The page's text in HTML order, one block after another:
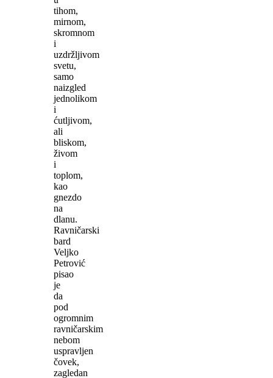
tihom,
mirnom,
skromnom
i
uzdržljivom
svetu,
samo
naizgled
jednolikom
i
ćutljivom,
ali
bliskom,
živom
i
toplom,
kao
gnezdo
na
dlanu.
Ravničarski
bard
Veljko
Petrović
pisao
je
da
pod
ogromnim
ravničarskim
nebom
uspravljen
čovek,
zagledan